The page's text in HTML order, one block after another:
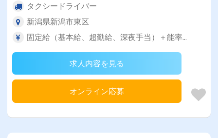
タクシードライバー
新潟県新潟市東区
固定給（基本給、超勤給、深夜手当）＋能率...
求人内容を見る
オンライン応募